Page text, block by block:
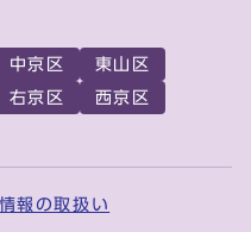
中京区
東山区
右京区
西京区
報の取扱い